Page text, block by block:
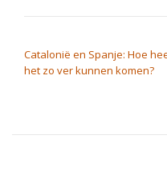
Catalonië en Spanje: Hoe
het zo ver kunnen komen?